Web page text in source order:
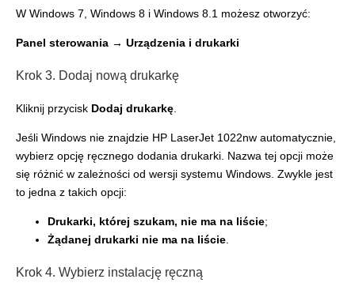
W Windows 7, Windows 8 i Windows 8.1 możesz otworzyć:
Panel sterowania → Urządzenia i drukarki
Krok 3. Dodaj nową drukarkę
Kliknij przycisk Dodaj drukarkę
Jeśli Windows nie znajdzie HP LaserJet 1022nw automatycznie,
wybierz opcję ręcznego dodania drukarki. Nazwa tej opcji może
się różnić w zależności od wersji systemu Windows. Zwykle jest
to jedna z takich opcji:
Drukarki, której szukam, nie ma na liście;
Żądanej drukarki nie ma na liście
Krok 4. Wybierz instalację ręczną